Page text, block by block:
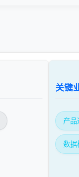
关键
产
数据